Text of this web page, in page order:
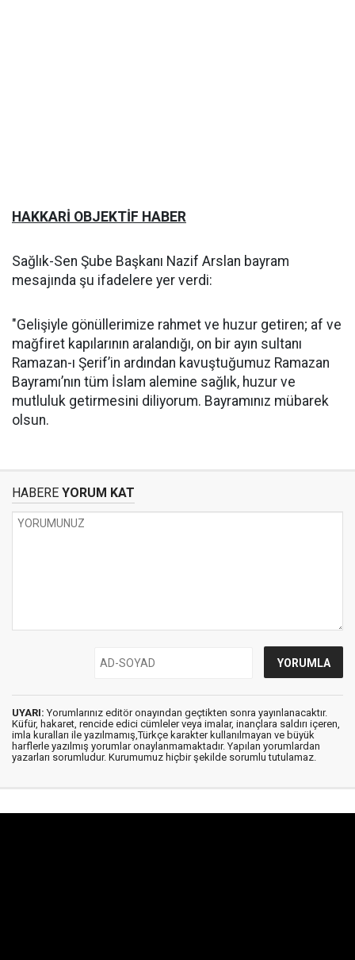
HAKKARİ OBJEKTİF HABER
Sağlık-Sen Şube Başkanı Nazif Arslan bayram
mesajında şu ifadelere yer verdi:
"Gelişiyle gönüllerimize rahmet ve huzur getiren; af ve
mağfiret kapılarının aralandığı, on bir ayın sultanı
Ramazan-ı Şerif’in ardından kavuştuğumuz Ramazan
Bayramı’nın tüm İslam alemine sağlık, huzur ve
mutluluk getirmesini diliyorum. Bayramınız mübarek
olsun.
HABERE YORUM KAT
UYARI: Yorumlarınız editör onayından geçtikten sonra yayınlanacaktır.
Küfür, hakaret, rencide edici cümleler veya imalar, inançlara saldırı içeren,
imla kuralları ile yazılmamış,Türkçe karakter kullanılmayan ve büyük
harflerle yazılmış yorumlar onaylanmamaktadır. Yapılan yorumlardan
yazarları sorumludur. Kurumumuz hiçbir şekilde sorumlu tutulamaz.